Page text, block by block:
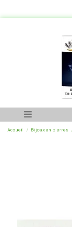
Accueil Bijoux en pierres